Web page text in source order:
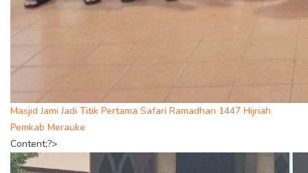
Masjid Jami Jadi Titik Pertama Safari Ramadhan 1447 Hijriah
Pemkab Merauke
Content;?>